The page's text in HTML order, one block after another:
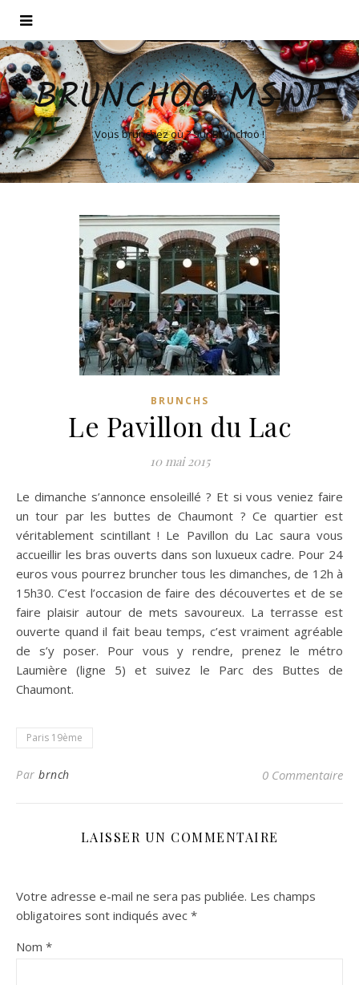
BRUNCHOO MSWP
Vous brunchez où ? Sur Brunchoo !
BRUNCHS
Le Pavillon du Lac
10 mai 2015
Le dimanche s’annonce ensoleillé ? Et si vous veniez faire
un tour par les buttes de Chaumont ? Ce quartier est
véritablement scintillant ! Le Pavillon du Lac saura vous
accueillir les bras ouverts dans son luxueux cadre. Pour 24
euros vous pourrez bruncher tous les dimanches, de 12h à
15h30. C’est l’occasion de faire des découvertes et de se
faire plaisir autour de mets savoureux. La terrasse est
ouverte quand il fait beau temps, c’est vraiment agréable
de s’y poser. Pour vous y rendre, prenez le métro
Laumière (ligne 5) et suivez le Parc des Buttes de
Chaumont.
Paris 19ème
Par brnch 0 Commentaire
LAISSER UN COMMENTAIRE
Votre adresse e-mail ne sera pas publiée. Les champs
obligatoires sont indiqués avec *
Nom *